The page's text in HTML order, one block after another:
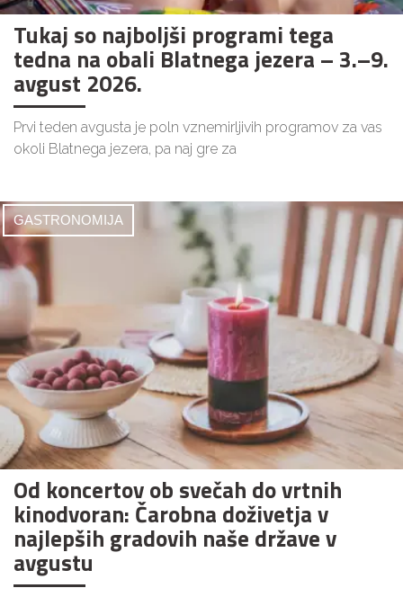
Tukaj so najboljši programi tega
tedna na obali Blatnega jezera – 3.–9.
avgust 2026.
Prvi teden avgusta je poln vznemirljivih programov za vas
okoli Blatnega jezera, pa naj gre za
GASTRONOMIJA
Od koncertov ob svečah do vrtnih
kinodvoran: Čarobna doživetja v
najlepših gradovih naše države v
avgustu